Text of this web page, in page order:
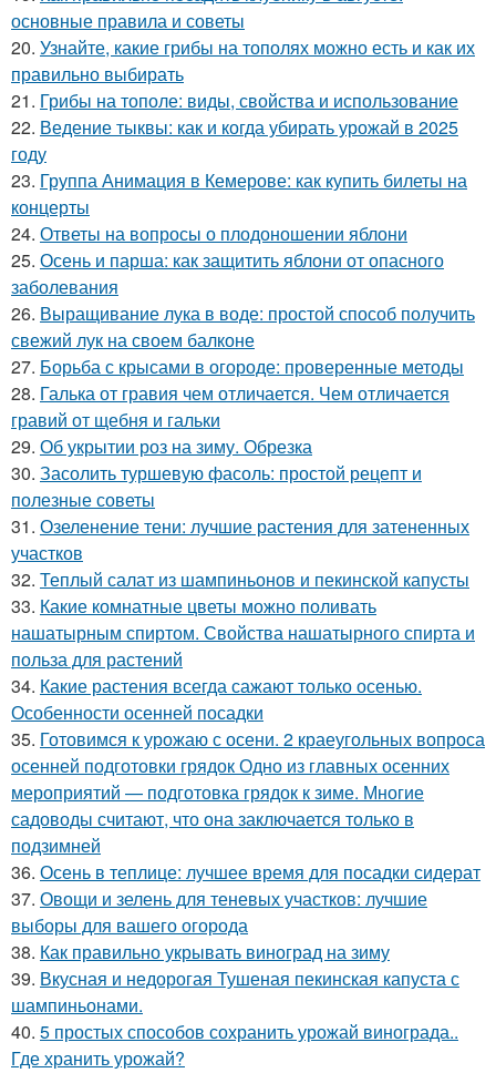
основные правила и советы
20. Узнайте, какие грибы на тополях можно есть и как их
правильно выбирать
21. Грибы на тополе: виды, свойства и использование
22. Ведение тыквы: как и когда убирать урожай в 2025
году
23. Группа Анимация в Кемерове: как купить билеты на
концерты
24. Ответы на вопросы о плодоношении яблони
25. Осень и парша: как защитить яблони от опасного
заболевания
26. Выращивание лука в воде: простой способ получить
свежий лук на своем балконе
27. Борьба с крысами в огороде: проверенные методы
28. Галька от гравия чем отличается. Чем отличается
гравий от щебня и гальки
29. Об укрытии роз на зиму. Обрезка
30. Засолить туршевую фасоль: простой рецепт и
полезные советы
31. Озеленение тени: лучшие растения для затененных
участков
32. Теплый салат из шампиньонов и пекинской капусты
33. Какие комнатные цветы можно поливать
нашатырным спиртом. Свойства нашатырного спирта и
польза для растений
34. Какие растения всегда сажают только осенью.
Особенности осенней посадки
35. Готовимся к урожаю с осени. 2 краеугольных вопроса
осенней подготовки грядок Одно из главных осенних
мероприятий — подготовка грядок к зиме. Многие
садоводы считают, что она заключается только в
подзимней
36. Осень в теплице: лучшее время для посадки сидерат
37. Овощи и зелень для теневых участков: лучшие
выборы для вашего огорода
38. Как правильно укрывать виноград на зиму
39. Вкусная и недорогая Тушеная пекинская капуста с
шампиньонами.
40. 5 простых способов сохранить урожай винограда..
Где хранить урожай?